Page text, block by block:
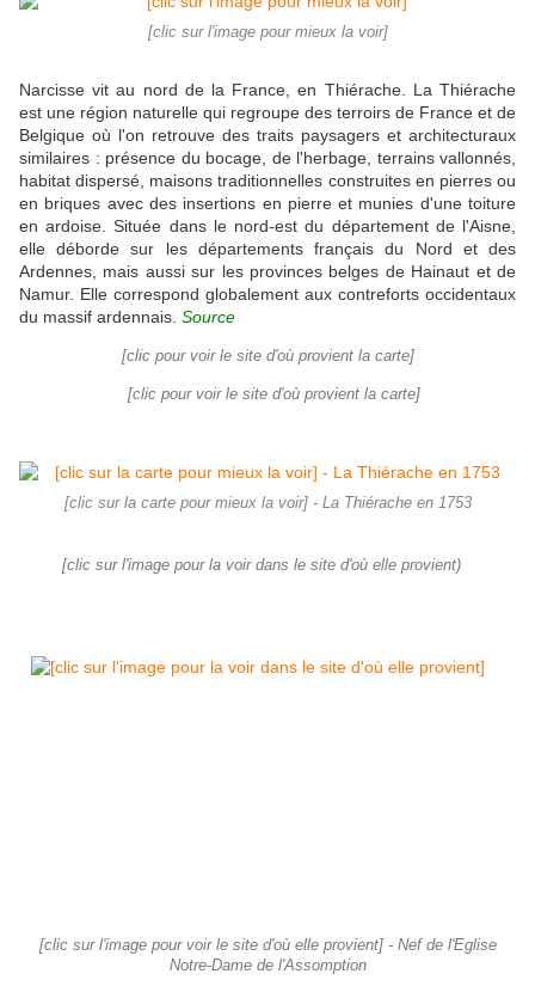
[clic sur l'image pour mieux la voir]
Narcisse vit au nord de la France, en Thiérache. La Thiérache
est une région naturelle qui regroupe des terroirs de France et de
Belgique où l'on retrouve des traits paysagers et architecturaux
similaires : présence du bocage, de l'herbage, terrains vallonnés,
habitat dispersé, maisons traditionnelles construites en pierres ou
en briques avec des insertions en pierre et munies d'une toiture
en ardoise. Située dans le nord-est du département de l'Aisne,
elle déborde sur les départements français du Nord et des
Ardennes, mais aussi sur les provinces belges de Hainaut et de
Namur. Elle correspond globalement aux contreforts occidentaux
du massif ardennais. Source
[clic pour voir le site d'où provient la carte]
[clic pour voir le site d'où provient la carte]
[clic sur la carte pour mieux la voir] - La Thiérache en 1753
[clic sur l'image pour la voir dans le site d'où elle provient)
[clic sur l'image pour voir le site d'où elle provient] - Nef de l'Eglise
Notre-Dame de l'Assomption